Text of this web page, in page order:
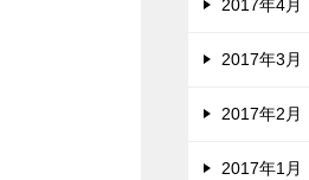
2017年4月
2017年3月
2017年2月
2017年1月